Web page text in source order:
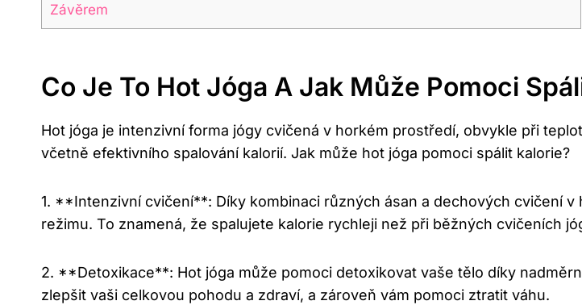
Závěrem
Co Je To Hot Jóga A Jak Může Pomoci
Hot jóga je intenzivní forma jógy cvičená v horkém prostředí, obvykle při
včetně efektivního spalování kalorií. Jak může hot jóga pomoci spálit kalorie?
1. **Intenzivní cvičení**: Díky kombinaci různých ásan a dechových cvičení
režimu. To znamená, že spalujete kalorie rychleji než při běžných cvičeních
2. **Detoxikace**: Hot jóga může pomoci detoxikovat vaše tělo díky
zlepšit vaši celkovou pohodu a zdraví, a zároveň vám pomoci ztratit váhu.